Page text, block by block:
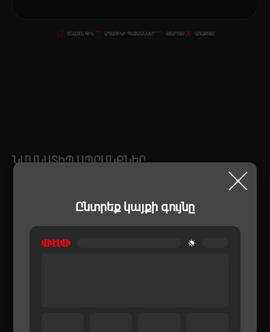
Ընտրեք կայքի գույնը
ՕՆԼԱՅՆ ԳԻՆ ԱՊԱՌԻԿԻ ՊԱՅՄԱՆՆԵՐ ՎՃԱՐՈՒՄ ԱՌԱՔՈՒՄ
ՆՄԱՆԱՏԻՊ ԱՊՐԱՆՔՆԵՐ